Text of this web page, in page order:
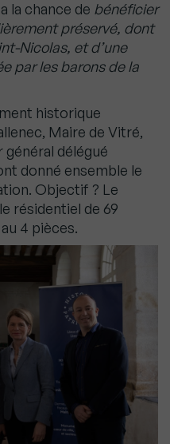
la chance de bénéficier
préservé, dont
Nicolas, et d’une
par les barons de la
historique
Maire de Vitré,
général délégué
donné ensemble le
Objectif ? Le
résidentiel de 69
4 pièces.